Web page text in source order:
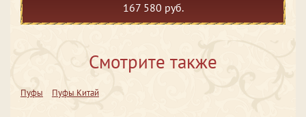
167 580 руб.
Смотрите также
Пуфы Пуфы Китай